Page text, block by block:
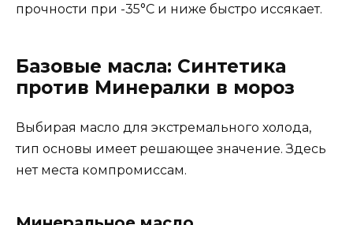
прочности при -35°C и ниже быстро иссякает.
Базовые масла: Синтетика
против Минералки в мороз
Выбирая масло для экстремального холода,
тип основы имеет решающее значение. Здесь
нет места компромиссам.